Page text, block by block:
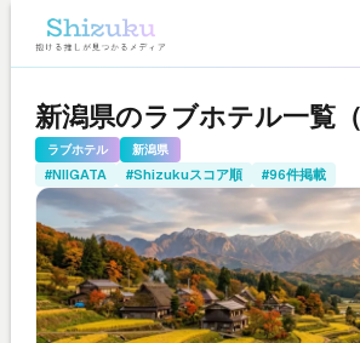
新潟県のラブホテル一覧（
ラブホテル 新潟県
#NIIGATA #Shizukuスコア順 #96件掲載